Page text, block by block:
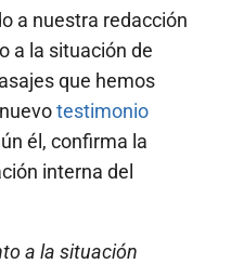
a nuestra redacción
a la situación de
que hemos
testimonio
él, confirma la
interna del
a la situación